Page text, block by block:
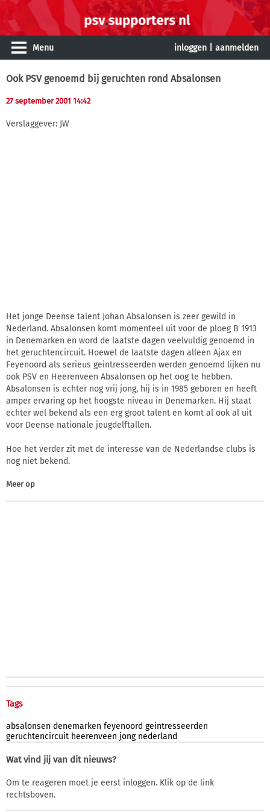
Menu inloggen aanmelden
Ook PSV genoemd bij geruchten rond Absalonsen
27 september 2001 14:42
Verslaggever: JW
Het jonge Deense talent Johan Absalonsen is zeer gewild in
Nederland. Absalonsen komt momenteel uit voor de ploeg B 1913
in Denemarken en word de laatste dagen veelvuldig genoemd in
het geruchtencircuit. Hoewel de laatste dagen alleen Ajax en
Feyenoord als serieus geintresseerden werden genoemd lijken nu
ook PSV en Heerenveen Absalonsen op het oog te hebben.
Absalonsen is echter nog vrij jong, hij is in 1985 geboren en heeft
amper ervaring op het hoogste niveau in Denemarken. Hij staat
echter wel bekend als een erg groot talent en komt al ook al uit
voor Deense nationale jeugdelftallen.
Hoe het verder zit met de interesse van de Nederlandse clubs is
nog niet bekend.
Meer op
Tags
absalonsen denemarken feyenoord geintresseerden
geruchtencircuit heerenveen jong nederland
Wat vind jij van dit nieuws?
Om te reageren moet je eerst inloggen. Klik op de link
rechtsboven.